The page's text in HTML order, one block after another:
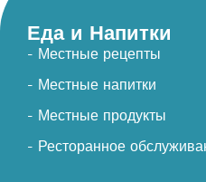
Еда и Напитки
- Местные рецепты
- Местные напитки
- Местные продукты
- Ресторанное